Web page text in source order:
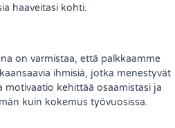
haaveitasi kohti.
on varmistaa, että palkkaamme
ihmisiä, jotka menestyvät
motivaatio kehittää osaamistasi ja
kuin kokemus työvuosissa.